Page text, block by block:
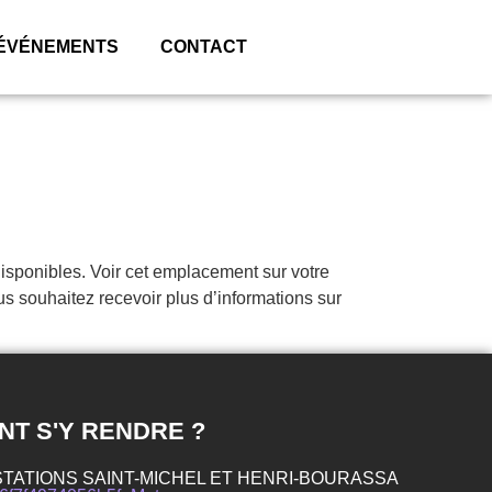
CONTACT
Voir cet emplacement sur votre
recevoir plus d’informations sur
S'Y RENDRE ?
SAINT-MICHEL ET HENRI-BOURASSA